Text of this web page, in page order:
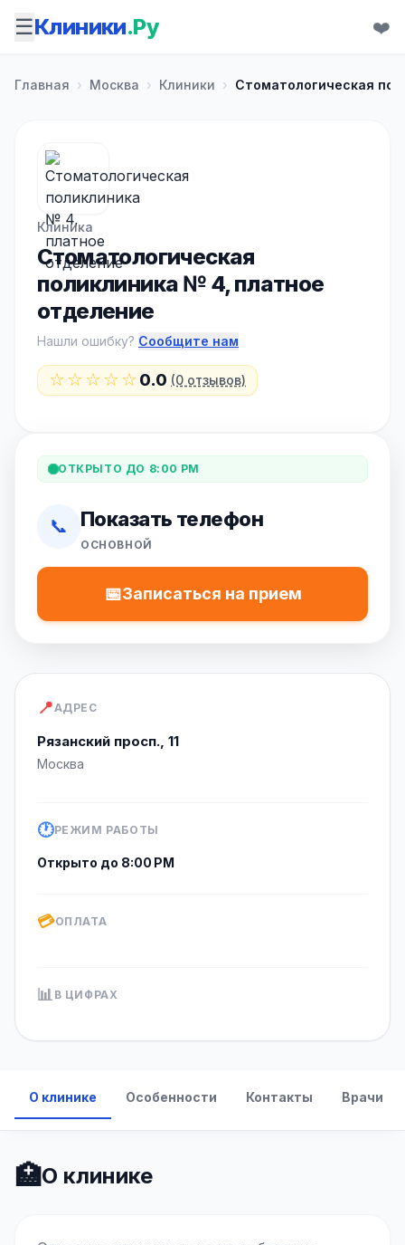
☰Клиники.Ру ❤️
Главная › Москва › Клиники › Стоматологическая
Клиника
Стоматологическая
поликлиника № 4, платное
отделение
Нашли ошибку? Сообщите нам
☆☆☆☆☆0.0 (0 отзывов)
ОТКРЫТО ДО 8:00 PM
📞 Показать телефон
ОСНОВНОЙ
📅Записаться на прием
📍АДРЕС
Рязанский просп., 11
Москва
🕐РЕЖИМ РАБОТЫ
Открыто до 8:00 PM
💳ОПЛАТА
📊 В ЦИФРАХ
О клинике Особенности Контакты Врачи
🏥О клинике